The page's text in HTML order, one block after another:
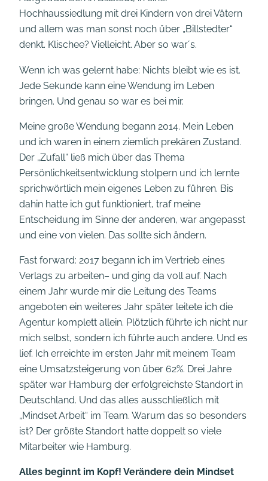
Hochhaussiedlung mit drei Kindern von drei Vätern
und allem was man sonst noch über „Billstedter“
denkt. Klischee? Vielleicht. Aber so war´s.
Wenn ich was gelernt habe: Nichts bleibt wie es ist.
Jede Sekunde kann eine Wendung im Leben
bringen. Und genau so war es bei mir.
Meine große Wendung begann 2014. Mein Leben
und ich waren in einem ziemlich prekären Zustand.
Der „Zufall“ ließ mich über das Thema
Persönlichkeitsentwicklung stolpern und ich lernte
sprichwörtlich mein eigenes Leben zu führen. Bis
dahin hatte ich gut funktioniert, traf meine
Entscheidung im Sinne der anderen, war angepasst
und eine von vielen. Das sollte sich ändern.
Fast forward: 2017 begann ich im Vertrieb eines
Verlags zu arbeiten– und ging da voll auf. Nach
einem Jahr wurde mir die Leitung des Teams
angeboten ein weiteres Jahr später leitete ich die
Agentur komplett allein. Plötzlich führte ich nicht nur
mich selbst, sondern ich führte auch andere. Und es
lief. Ich erreichte im ersten Jahr mit meinem Team
eine Umsatzsteigerung von über 62%. Drei Jahre
später war Hamburg der erfolgreichste Standort in
Deutschland. Und das alles ausschließlich mit
„Mindset Arbeit“ im Team. Warum das so besonders
ist? Der größte Standort hatte doppelt so viele
Mitarbeiter wie Hamburg.
Alles beginnt im Kopf! Verändere dein Mindset